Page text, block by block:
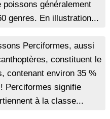
généralement
genres. En illustration...
Perciformes, aussi
constituent le
contenant environ 35 %
Perciformes signifie
à la classe...